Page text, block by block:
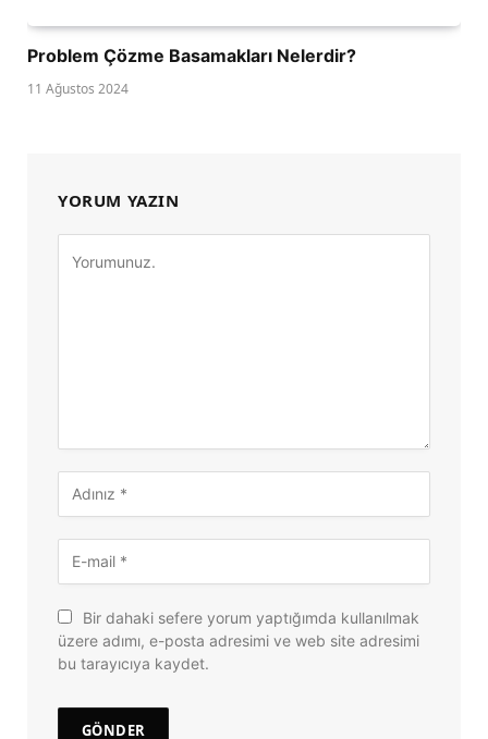
Problem Çözme Basamakları Nelerdir?
11 Ağustos 2024
YORUM YAZIN
Bir dahaki sefere yorum yaptığımda kullanılmak
üzere adımı, e-posta adresimi ve web site adresimi
bu tarayıcıya kaydet.